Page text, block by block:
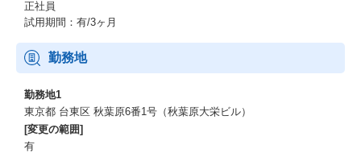
正社員
試用期間：有/3ヶ月
勤務地
勤務地1
東京都 台東区 秋葉原6番1号（秋葉原大栄ビル）
[変更の範囲]
有